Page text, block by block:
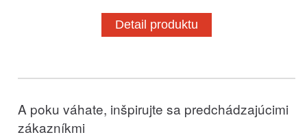
Detail produktu
A poku váhate, inšpirujte sa predchádzajúcimi
zákazníkmi